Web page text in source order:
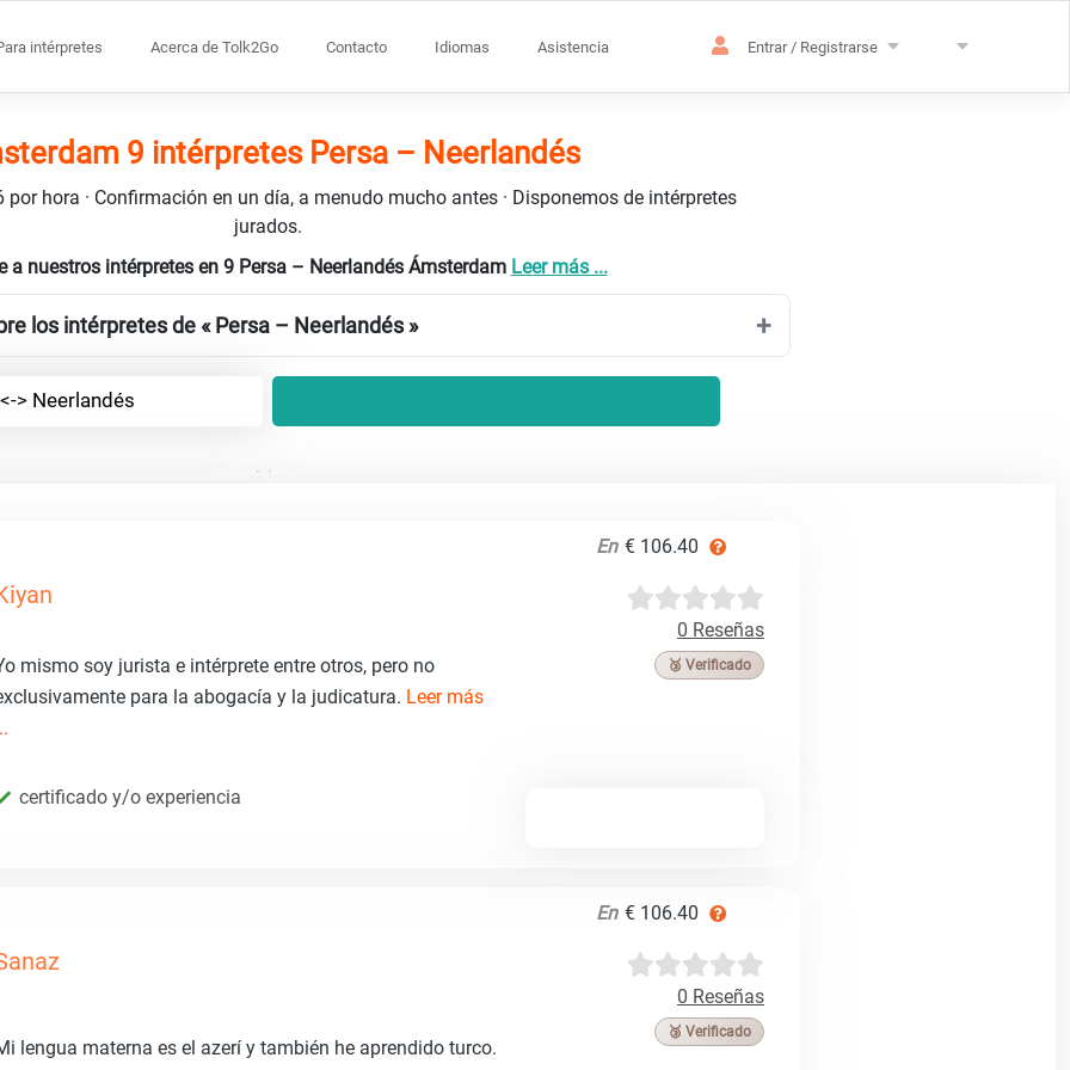
intérpretes Acerca de Tolk2Go Contacto Idiomas Asistencia Entrar / Registrarse
9 intérpretes Persa – Neerlandés
hora · Confirmación en un día, a menudo mucho antes · Disponemos de intérpretes
jurados.
a nuestros intérpretes en 9 Persa – Neerlandés Ámsterdam Leer más ...
los intérpretes de « Persa – Neerlandés »
> Neerlandés
En € 106.40
0 Reseñas
🥉 Verificado
mismo soy jurista e intérprete entre otros, pero no
para la abogacía y la judicatura. Leer más
certificado y/o experiencia
En € 106.40
0 Reseñas
🥉 Verificado
lengua materna es el azerí y también he aprendido turco.